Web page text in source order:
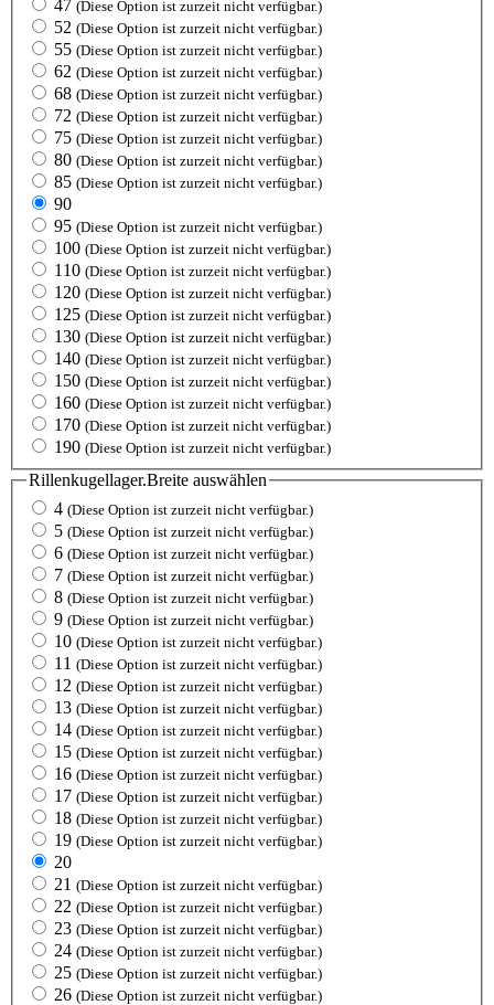
47 (Diese Option ist zurzeit nicht verfügbar.)
52 (Diese Option ist zurzeit nicht verfügbar.)
55 (Diese Option ist zurzeit nicht verfügbar.)
62 (Diese Option ist zurzeit nicht verfügbar.)
68 (Diese Option ist zurzeit nicht verfügbar.)
72 (Diese Option ist zurzeit nicht verfügbar.)
75 (Diese Option ist zurzeit nicht verfügbar.)
80 (Diese Option ist zurzeit nicht verfügbar.)
85 (Diese Option ist zurzeit nicht verfügbar.)
90
95 (Diese Option ist zurzeit nicht verfügbar.)
100 (Diese Option ist zurzeit nicht verfügbar.)
110 (Diese Option ist zurzeit nicht verfügbar.)
120 (Diese Option ist zurzeit nicht verfügbar.)
125 (Diese Option ist zurzeit nicht verfügbar.)
130 (Diese Option ist zurzeit nicht verfügbar.)
140 (Diese Option ist zurzeit nicht verfügbar.)
150 (Diese Option ist zurzeit nicht verfügbar.)
160 (Diese Option ist zurzeit nicht verfügbar.)
170 (Diese Option ist zurzeit nicht verfügbar.)
190 (Diese Option ist zurzeit nicht verfügbar.)
Rillenkugellager.Breite auswählen
4 (Diese Option ist zurzeit nicht verfügbar.)
5 (Diese Option ist zurzeit nicht verfügbar.)
6 (Diese Option ist zurzeit nicht verfügbar.)
7 (Diese Option ist zurzeit nicht verfügbar.)
8 (Diese Option ist zurzeit nicht verfügbar.)
9 (Diese Option ist zurzeit nicht verfügbar.)
10 (Diese Option ist zurzeit nicht verfügbar.)
11 (Diese Option ist zurzeit nicht verfügbar.)
12 (Diese Option ist zurzeit nicht verfügbar.)
13 (Diese Option ist zurzeit nicht verfügbar.)
14 (Diese Option ist zurzeit nicht verfügbar.)
15 (Diese Option ist zurzeit nicht verfügbar.)
16 (Diese Option ist zurzeit nicht verfügbar.)
17 (Diese Option ist zurzeit nicht verfügbar.)
18 (Diese Option ist zurzeit nicht verfügbar.)
19 (Diese Option ist zurzeit nicht verfügbar.)
20
21 (Diese Option ist zurzeit nicht verfügbar.)
22 (Diese Option ist zurzeit nicht verfügbar.)
23 (Diese Option ist zurzeit nicht verfügbar.)
24 (Diese Option ist zurzeit nicht verfügbar.)
25 (Diese Option ist zurzeit nicht verfügbar.)
26 (Diese Option ist zurzeit nicht verfügbar.)